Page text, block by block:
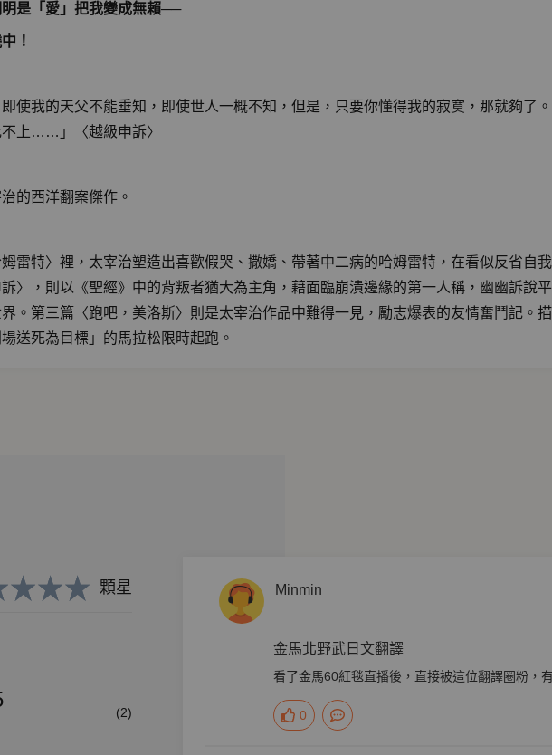
是「愛」把我變成無賴──
！
即使我的天父不能垂知，即使世人一概不知，但是，只要你懂得我的寂寞，那就夠了
上……」〈越級申訴〉
的西洋翻案傑作。
雷特〉裡，太宰治塑造出喜歡假哭、撒嬌、帶著中二病的哈姆雷特，在看似反省自
〉，則以《聖經》中的背叛者猶大為主角，藉面臨崩潰邊緣的第一人稱，幽幽訴說
。第三篇〈跑吧，美洛斯〉則是太宰治作品中難得一見，勵志爆表的友情奮鬥記。
送死為目標」的馬拉松限時起跑。
準備好了嗎？
治：「我想要用哈姆雷特的叔父克勞迪亞斯來描寫所謂的『近代惡』。在這裡所出
軟弱的好人，但事實上他殺了先王、實現自己的不倫之戀，甚至為了遮羞不惜引發戰
言了當代本命與粉絲的相愛相殺！收錄全新閱讀角度的賞析專文！
顆星
(2)
Minmin
金馬北野武日文翻譯
看了金馬60紅毯直播後，直接被這位翻譯圈粉，
0